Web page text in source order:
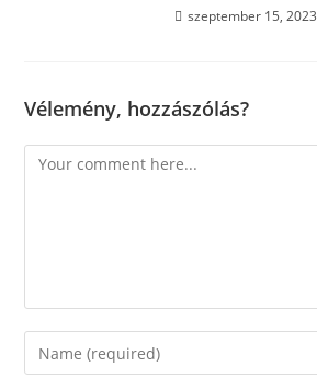
szeptember 15, 2023
Vélemény, hozzászólás?